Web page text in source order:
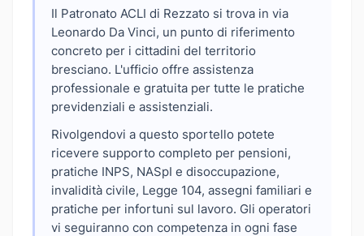
Il Patronato ACLI di Rezzato si trova in via
Leonardo Da Vinci, un punto di riferimento
concreto per i cittadini del territorio
bresciano. L'ufficio offre assistenza
professionale e gratuita per tutte le pratiche
previdenziali e assistenziali.
Rivolgendovi a questo sportello potete
ricevere supporto completo per pensioni,
pratiche INPS, NASpI e disoccupazione,
invalidità civile, Legge 104, assegni familiari e
pratiche per infortuni sul lavoro. Gli operatori
vi seguiranno con competenza in ogni fase